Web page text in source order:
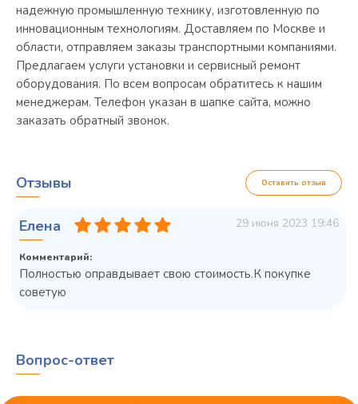
надежную промышленную технику, изготовленную по
инновационным технологиям. Доставляем по Москве и
области, отправляем заказы транспортными компаниями.
Предлагаем услуги установки и сервисный ремонт
оборудования. По всем вопросам обратитесь к нашим
менеджерам. Телефон указан в шапке сайта, можно
заказать обратный звонок.
Отзывы Оставить отзыв
Елена 29 июня 2023 19:46
Комментарий:
Полностью оправдывает свою стоимость.К покупке
советую
Вопрос-ответ